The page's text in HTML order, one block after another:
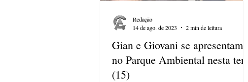
Gian e Giovani se apresentam
no Parque Ambiental nesta terça
(15)
Redação
14 de ago. de 2023
2 min de leitura